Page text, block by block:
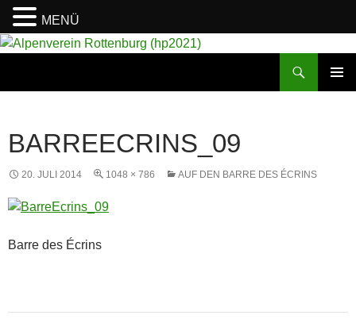
BARREECRINS_09
20. JULI 2014 1048 × 786 AUF DEN BARRE DES ÉCRINS
Barre des Écrins
MENÜ